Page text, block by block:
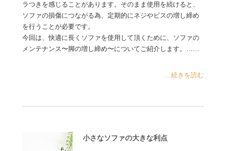
ラつきを感じることがあります。そのまま使用を続けると、
ソファの損傷につながる為、定期的にネジやビスの増し締め
を行うことが必要です。
今回は、快適に長くソファを使用して頂くために、ソファの
メンテナンス〜脚の増し締め〜についてご紹介します。……
...続きを読む
小さなソファの大きな利点